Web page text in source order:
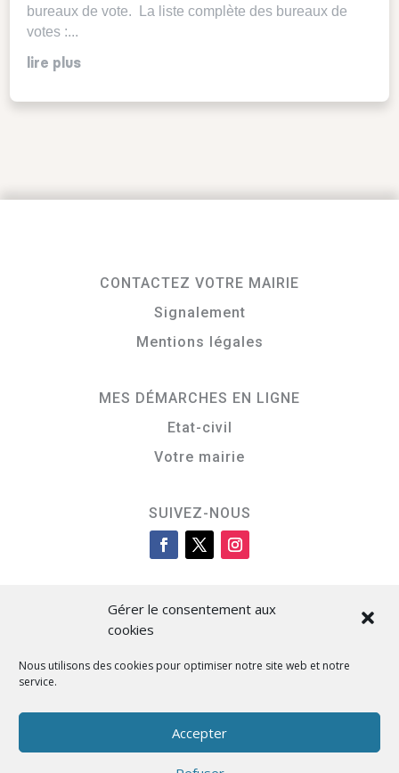
Gérer le consentement aux
cookies
Nous utilisons des cookies pour optimiser notre site web et notre
service.
Accepter
bureaux de vote. La liste complète des bureaux de
votes :...
lire plus
CONTACTEZ VOTRE MAIRIE
Signalement
Mentions légales
MES DÉMARCHES EN LIGNE
Etat-civil
Votre mairie
SUIVEZ-NOUS
Cità di L’Isula